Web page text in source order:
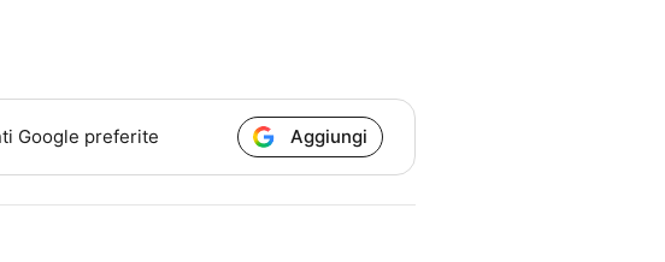
Google preferite Aggiungi